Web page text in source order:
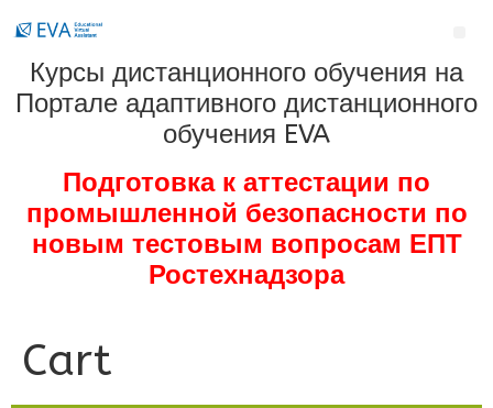
Курсы дистанционного обучения на
Портале адаптивного дистанционного
обучения EVA
Подготовка к аттестации по
промышленной безопасности по
новым тестовым вопросам ЕПТ
Ростехнадзора
Cart